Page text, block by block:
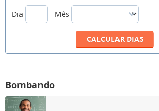
Dia
Mês
Bombando